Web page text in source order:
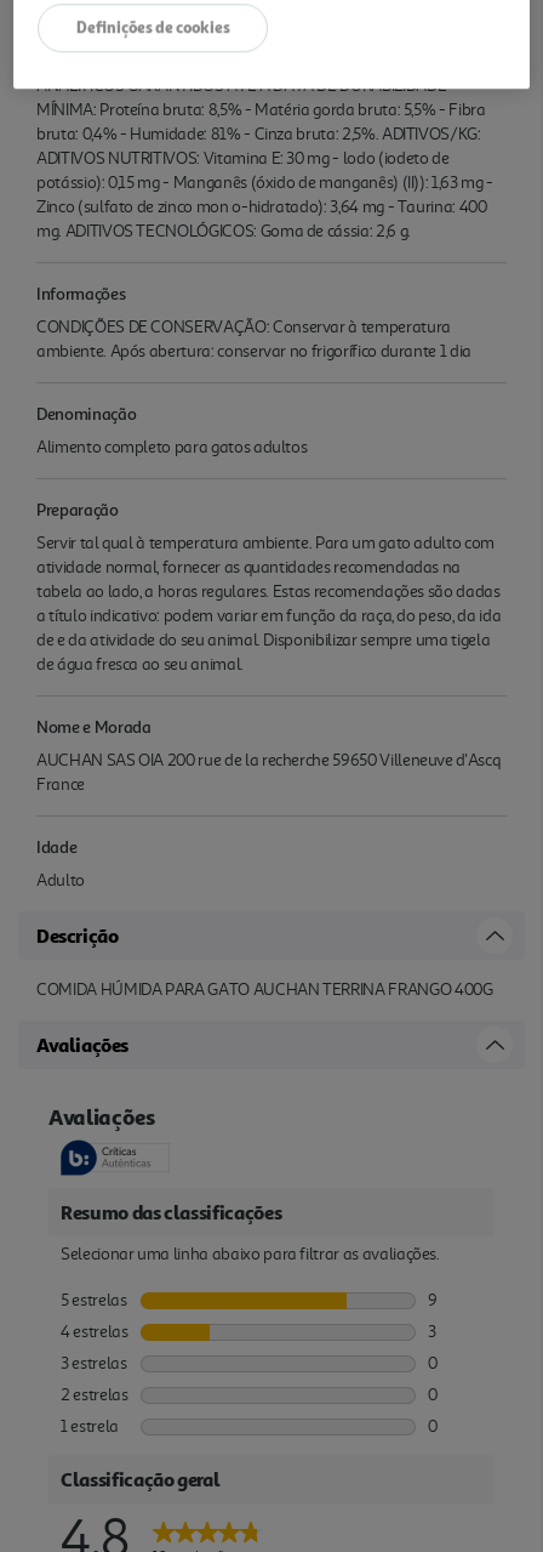
COMPOSIÇÃO: Carnes e subprodutos animais (dos quais frango
4%), peixes e subprodutos de peixes, cereais, substâncias minerais,
ANALÍTICOS GARANTIDOS ATÉ À DATA DE DURABILIDADE
MÍNIMA: Proteína bruta: 8,5% - Matéria gorda bruta: 5,5% - Fibra
bruta: 0,4% - Humidade: 81% - Cinza bruta: 2,5%. ADITIVOS/KG:
ADITIVOS NUTRITIVOS: Vitamina E: 30 mg - lodo (iodeto de
potássio): 0,15 mg - Manganês (óxido de manganês) (II)): 1,63 mg -
Zinco (sulfato de zinco mon o-hidratado): 3,64 mg - Taurina: 400
mg. ADITIVOS TECNOLÓGICOS: Goma de cássia: 2,6 g.
Informações
CONDIÇÕES DE CONSERVAÇÃO: Conservar à temperatura
ambiente. Após abertura: conservar no frigorífico durante 1 dia
Denominação
Alimento completo para gatos adultos
Preparação
Servir tal qual à temperatura ambiente. Para um gato adulto com
atividade normal, fornecer as quantidades recomendadas na
tabela ao lado, a horas regulares. Estas recomendações são dadas
a título indicativo: podem variar em função da raça, do peso, da ida
de e da atividade do seu animal. Disponibilizar sempre uma tigela
de água fresca ao seu animal.
Nome e Morada
AUCHAN SAS OIA 200 rue de la recherche 59650 Villeneuve d'Ascq
France
Idade
Adulto
Descrição
COMIDA HÚMIDA PARA GATO AUCHAN TERRINA FRANGO 400G
Avaliações
Definições de cookies